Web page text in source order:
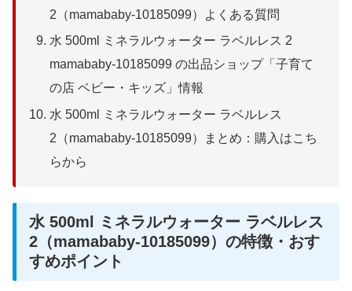
2（mamababy-10185099）よくある質問
水 500ml ミネラルウォーター ラベルレス 2
mamababy-10185099 の出品ショップ「子育て
の店 ベビー・キッズ」情報
水 500ml ミネラルウォーター ラベルレス
2（mamababy-10185099）まとめ：購入はこち
らから
水 500ml ミネラルウォーター ラベルレス
2（mamababy-10185099）の特徴・おす
すめポイント